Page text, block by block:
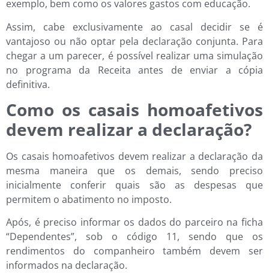
exemplo, bem como os valores gastos com educação.
Assim, cabe exclusivamente ao casal decidir se é
vantajoso ou não optar pela declaração conjunta. Para
chegar a um parecer, é possível realizar uma simulação
no programa da Receita antes de enviar a cópia
definitiva.
Como os casais homoafetivos
devem realizar a declaração?
Os casais homoafetivos devem realizar a declaração da
mesma maneira que os demais, sendo preciso
inicialmente conferir quais são as despesas que
permitem o abatimento no imposto.
Após, é preciso informar os dados do parceiro na ficha
“Dependentes”, sob o código 11, sendo que os
rendimentos do companheiro também devem ser
informados na declaração.